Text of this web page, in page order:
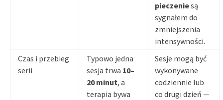
pieczeniesą
sygnałem do
zmniejszenia
intensywności.
Czas i przebieg
serii
Typowo jedna
sesja trwa 10–
20 minut, a
terapia bywa
Sesje mogą być
wykonywane
codziennie lub
co drugi dzień —